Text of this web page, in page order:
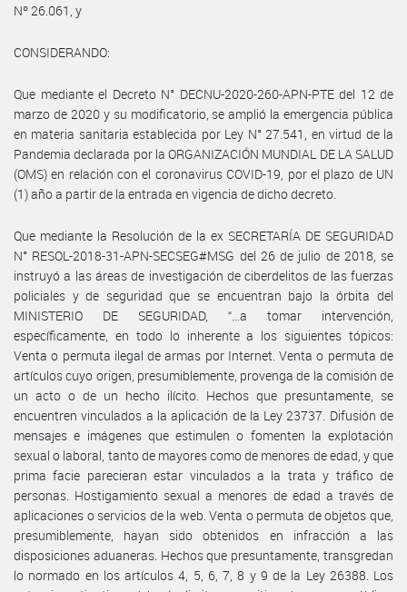
Nº 26.061, y
CONSIDERANDO:
Que mediante el Decreto N° DECNU-2020-260-APN-PTE del 12 de
marzo de 2020 y su modificatorio, se amplió la emergencia pública
en materia sanitaria establecida por Ley N° 27.541, en virtud de la
Pandemia declarada por la ORGANIZACIÓN MUNDIAL DE LA SALUD
(OMS) en relación con el coronavirus COVID-19, por el plazo de UN
(1) año a partir de la entrada en vigencia de dicho decreto.
Que mediante la Resolución de la ex SECRETARÍA DE SEGURIDAD
N° RESOL-2018-31-APN-SECSEG#MSG del 26 de julio de 2018, se
instruyó a las áreas de investigación de ciberdelitos de las fuerzas
policiales y de seguridad que se encuentran bajo la órbita del
MINISTERIO DE SEGURIDAD, “…a tomar intervención,
específicamente, en todo lo inherente a los siguientes tópicos:
Venta o permuta ilegal de armas por Internet. Venta o permuta de
artículos cuyo origen, presumiblemente, provenga de la comisión de
un acto o de un hecho ilícito. Hechos que presuntamente, se
encuentren vinculados a la aplicación de la Ley 23737. Difusión de
mensajes e imágenes que estimulen o fomenten la explotación
sexual o laboral, tanto de mayores como de menores de edad, y que
prima facie parecieran estar vinculados a la trata y tráfico de
personas. Hostigamiento sexual a menores de edad a través de
aplicaciones o servicios de la web. Venta o permuta de objetos que,
presumiblemente, hayan sido obtenidos en infracción a las
disposiciones aduaneras. Hechos que presuntamente, transgredan
lo normado en los artículos 4, 5, 6, 7, 8 y 9 de la Ley 26388. Los